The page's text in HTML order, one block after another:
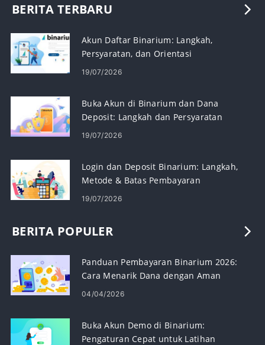
BERITA TERBARU
Akun Daftar Binarium: Langkah,
Persyaratan, dan Orientasi
19/07/2026
Buka Akun di Binarium dan Dana
Deposit: Langkah dan Persyaratan
19/07/2026
Login dan Deposit Binarium: Langkah,
Metode & Batas Pembayaran
19/07/2026
BERITA POPULER
Panduan Pembayaran Binarium 2026:
Cara Menarik Dana dengan Aman
04/04/2026
Buka Akun Demo di Binarium:
Pengaturan Cepat untuk Latihan